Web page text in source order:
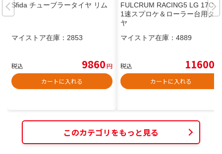
Sfida チューブラータイヤ リム
マイストア在庫： 2853
税込 9860円
カートに入れる
FULCRUM RACING5 LG 17C 1
1速スプロケ＆ローラー台用タイ
ヤ
マイストア在庫： 4889
税込 11600
カートに入れる
このカテゴリをもっと見る